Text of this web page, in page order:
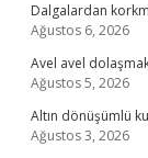
Dalgalardan
Ağustos 6, 2026
Avel avel
Ağustos 5, 2026
Altın dönüşümlü
Ağustos 3, 2026